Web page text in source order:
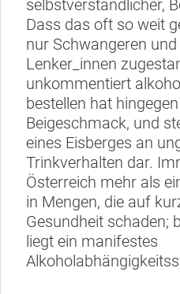
selbstverständlicher,
Dass das oft so weit
nur Schwangeren
Lenker_innen
unkommentiert
bestellen hat
Beigeschmack, und
eines Eisberges an
Trinkverhalten dar.
Österreich mehr als
in Mengen, die auf
Gesundheit schaden;
liegt ein manifestes